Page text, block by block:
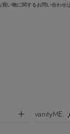
い物に関するお問い合わせ
vanityME.